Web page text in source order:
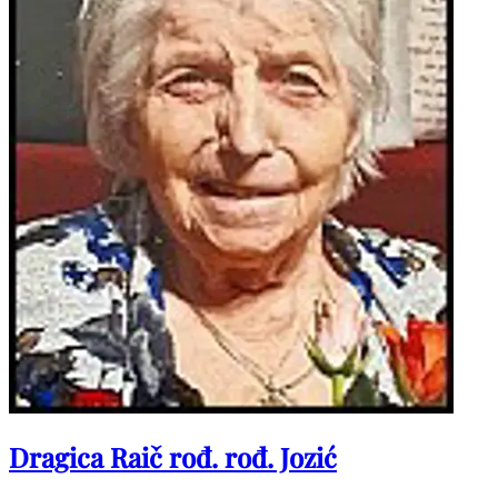
Dragica Raič rođ. rođ. Jozić